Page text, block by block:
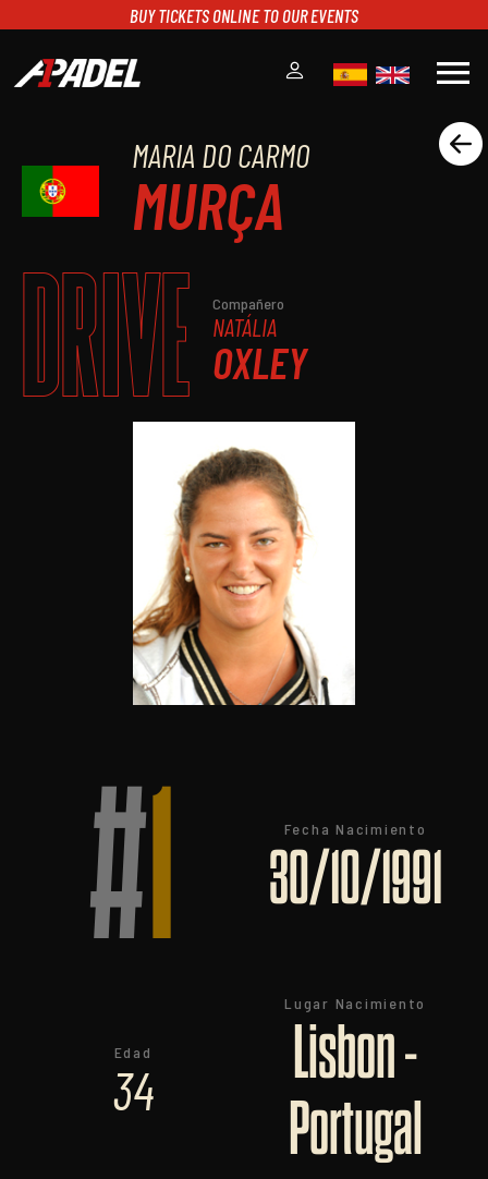
BUY TICKETS ONLINE TO OUR EVENTS
menu
A1PADEL
CALENDARIO
TORNEOS
SCOREBOARD
STREAMING
MARIA DO CARMO
MURÇA
DRIVE Compañero
NATÁLIA
OXLEY
#1 Fecha Nacimiento
30/10/1991
Edad
34
Lugar Nacimiento
Lisbon -
Portugal